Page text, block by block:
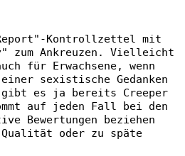
Kontrollzettel mit
zum Ankreuzen. Vielleicht
für Erwachsene, wenn
sexistische Gedanken
es ja bereits Creeper
auf jeden Fall bei den
Bewertungen beziehen
oder zu späte